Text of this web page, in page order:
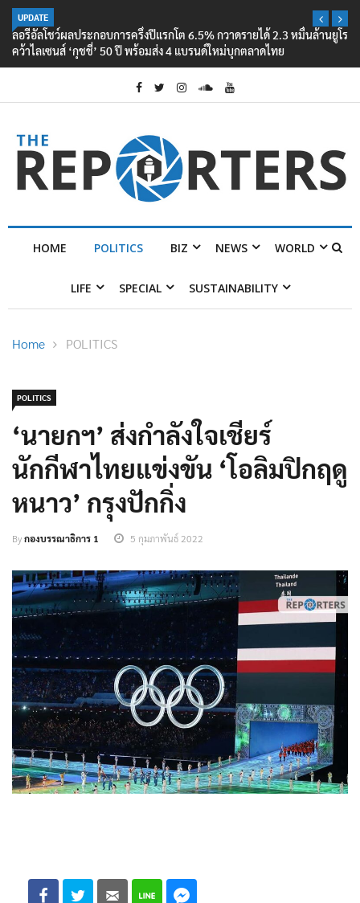
UPDATE
ลอรีอัลโชว์ผลประกอบการครึ่งปีแรกโต 6.5% กวาดรายได้ 2.3 หมื่นล้านยูโร
คว้าไลเซนส์ ‘กุชชี่’ 50 ปี พร้อมส่ง 4 แบรนด์ใหม่บุกตลาดไทย
HOME POLITICS BIZ NEWS WORLD
LIFE SPECIAL SUSTAINABILITY
Home POLITICS
POLITICS
‘นายกฯ’ ส่งกำลังใจเชียร์
นักกีฬาไทยแข่งขัน ‘โอลิมปิกฤดู
หนาว’ กรุงปักกิ่ง
Byกองบรรณาธิการ 1 5 กุมภาพันธ์ 2022